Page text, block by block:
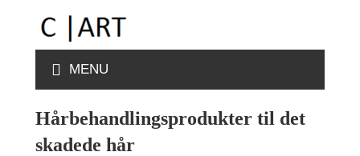
MENU
Hårbehandlingsprodukter til det
skadede hår